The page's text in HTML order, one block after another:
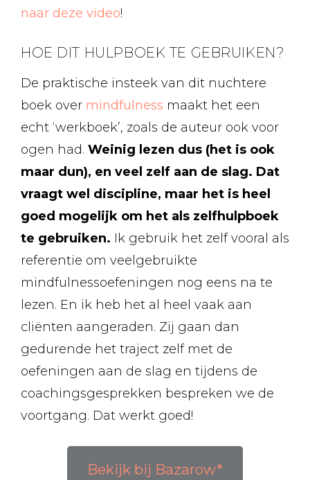
naar deze video!
HOE DIT HULPBOEK TE GEBRUIKEN?
De praktische insteek van dit nuchtere
boek over mindfulness maakt het een
echt ‘werkboek’, zoals de auteur ook voor
ogen had. Weinig lezen dus (het is ook
maar dun), en veel zelf aan de slag. Dat
vraagt wel discipline, maar het is heel
goed mogelijk om het als zelfhulpboek
te gebruiken. Ik gebruik het zelf vooral als
referentie om veelgebruikte
mindfulnessoefeningen nog eens na te
lezen. En ik heb het al heel vaak aan
cliënten aangeraden. Zij gaan dan
gedurende het traject zelf met de
oefeningen aan de slag en tijdens de
coachingsgesprekken bespreken we de
voortgang. Dat werkt goed!
Bekijk bij Bazarow*